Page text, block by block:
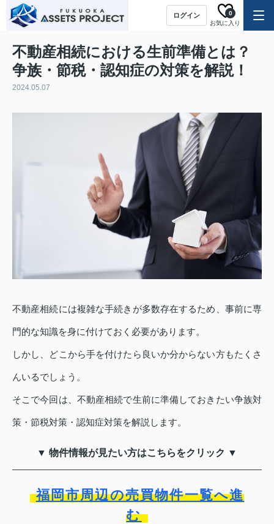
ログイン
お気に入り
0
不動産相続における生前準備とは？
争族・節税・認知症の対策を解説！
2024.05.07
不動産相続には複雑な手続きが多数存在するため、事前に専
門的な知識を身に付けておく必要があります。
しかし、どこから手を付けたら良いか分からない方もたくさ
んいるでしょう。
そこで今回は、不動産相続で生前に準備しておきたい争族対
策・節税対策・認知症対策を解説します。
▼ 物件情報が見たい方はこちらをクリック ▼
福岡市周辺の売買物件一覧へ進
む